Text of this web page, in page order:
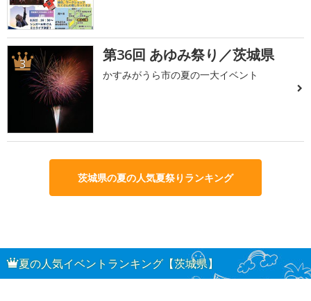
3 第36回 あゆみ祭り／茨城県
かすみがうら市の夏の一大イベント
茨城県の夏の人気夏祭りランキング
夏の人気イベントランキング【茨城県】